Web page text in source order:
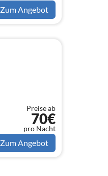
Zum Angebot
Preise ab
70€
pro Nacht
Zum Angebot